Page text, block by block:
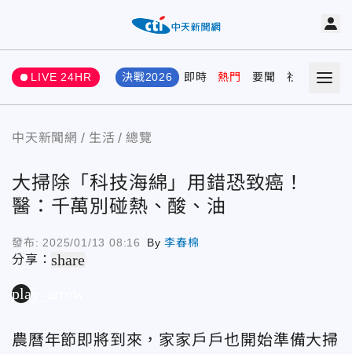
LIVE 24HR 決戰2026 即時 熱門 要聞 社會 娛樂
中天新聞網 生活 總覽
大掃除「科技海綿」用錯恐致癌！
醫：千萬別碰熱、酸、油
發布: 2025/01/13 08:16 By李春棉
分享：share
play_arrow
農曆年節即將到來，家家戶戶也開始準備大掃